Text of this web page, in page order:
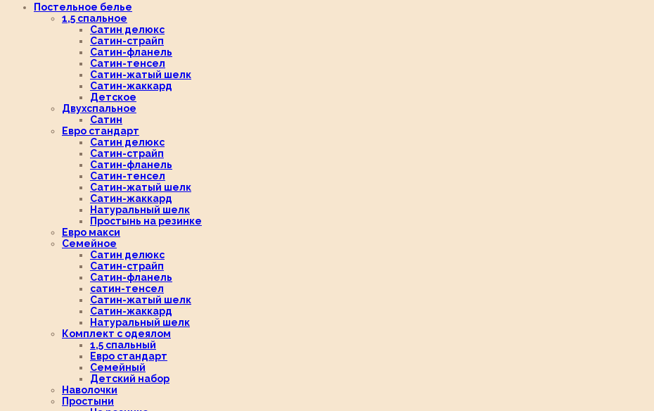
Постельное белье
1,5 спальное
Сатин делюкс
Сатин-страйп
Сатин-фланель
Сатин-тенсел
Сатин-жатый шелк
Сатин-жаккард
Детское
Двухспальное
Сатин
Евро стандарт
Сатин делюкс
Сатин-страйп
Сатин-фланель
Сатин-тенсел
Сатин-жатый шелк
Сатин-жаккард
Натуральный шелк
Простынь на резинке
Евро макси
Семейное
Сатин делюкс
Сатин-страйп
Сатин-фланель
сатин-тенсел
Сатин-жатый шелк
Сатин-жаккард
Натуральный шелк
Комплект с одеялом
1,5 спальный
Евро стандарт
Семейный
Детский набор
Наволочки
Простыни